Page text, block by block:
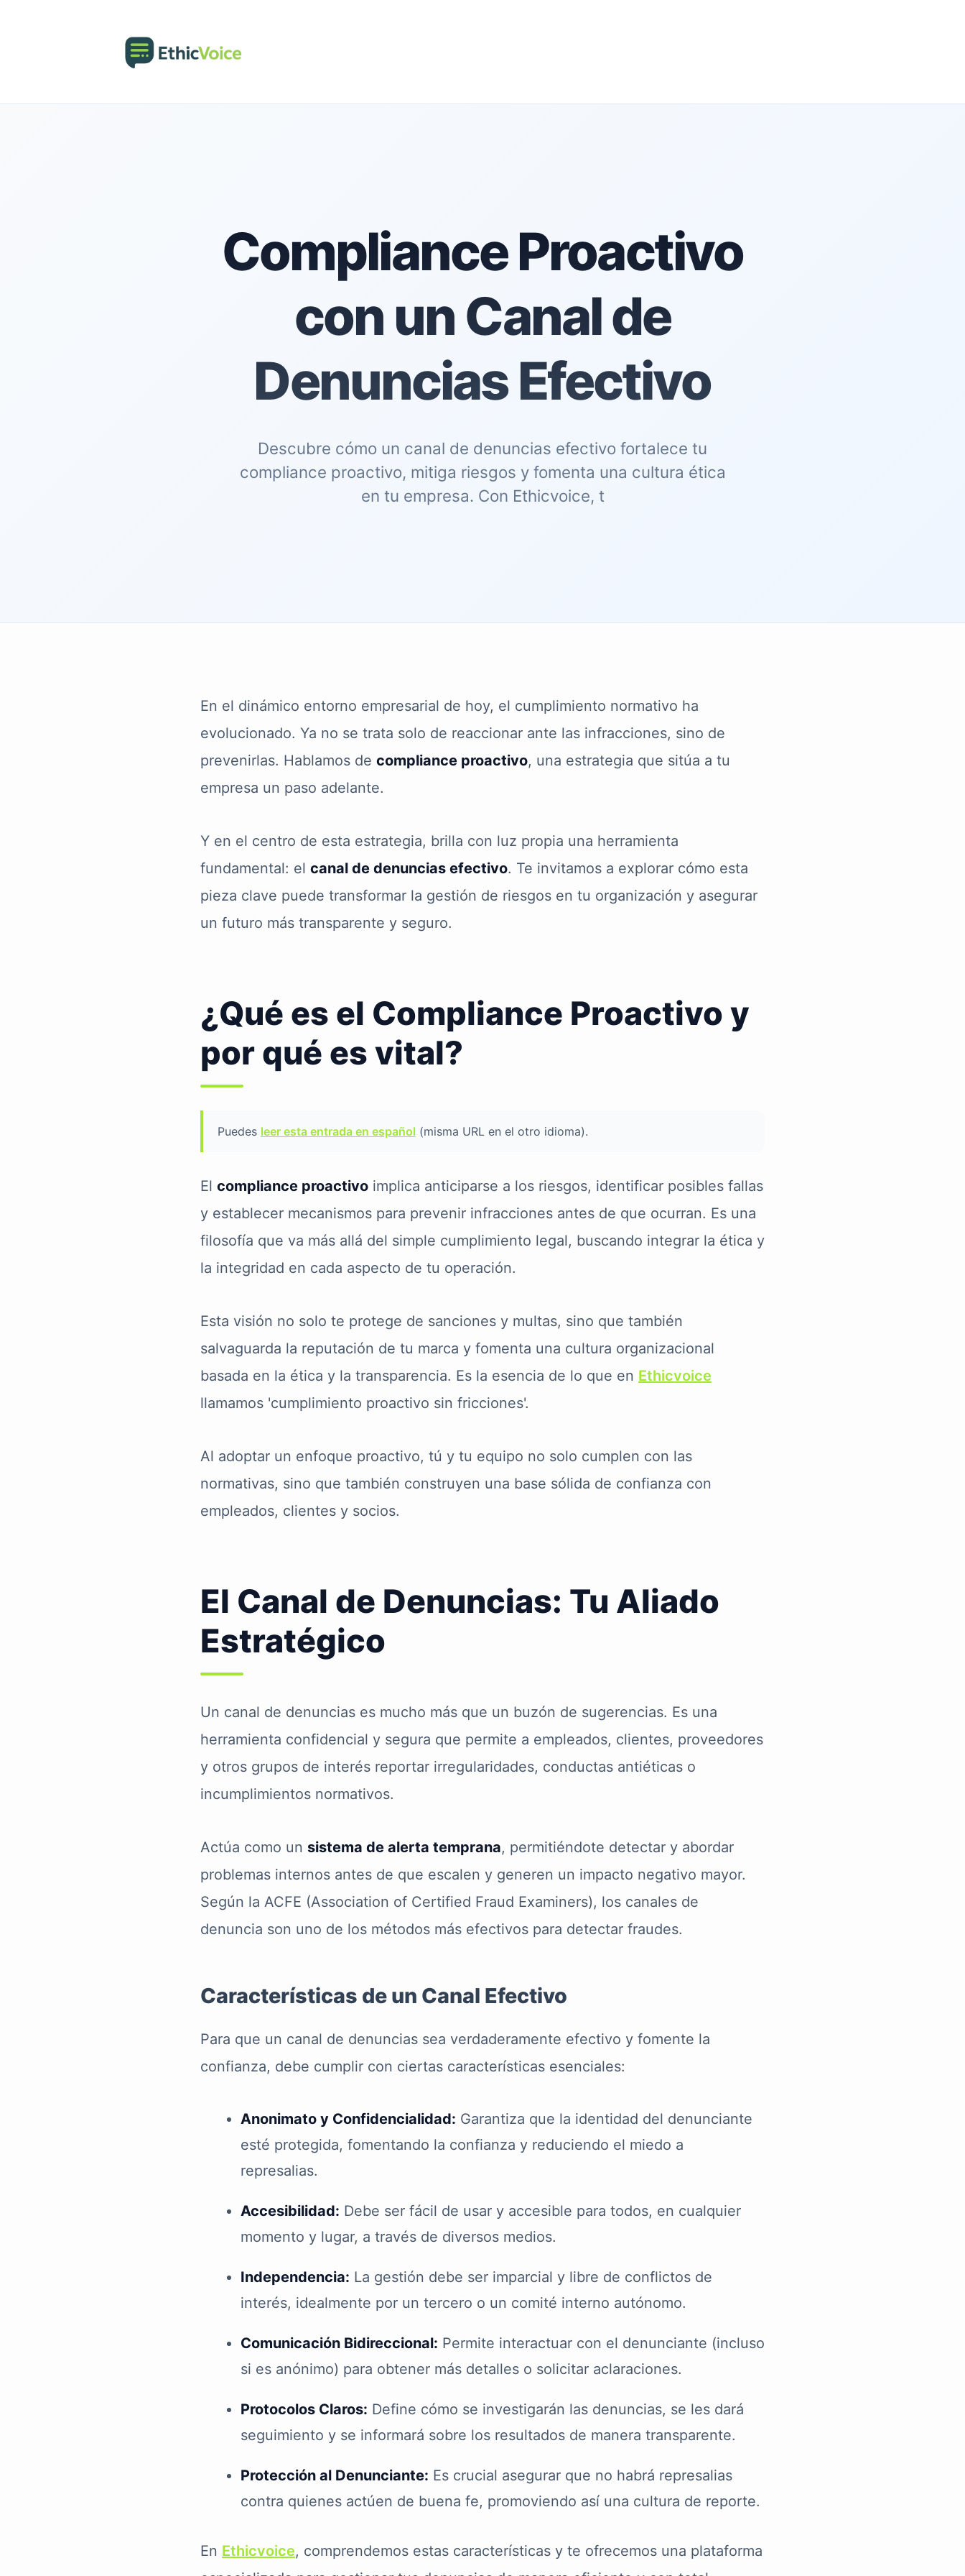
Compliance Proactivo
con un Canal de
Denuncias Efectivo
Descubre cómo un canal de denuncias efectivo fortalece tu
compliance proactivo, mitiga riesgos y fomenta una cultura ética
en tu empresa. Con Ethicvoice, t
En el dinámico entorno empresarial de hoy, el cumplimiento normativo ha
evolucionado. Ya no se trata solo de reaccionar ante las infracciones, sino de
prevenirlas. Hablamos de compliance proactivo, una estrategia que sitúa a tu
empresa un paso adelante.
Y en el centro de esta estrategia, brilla con luz propia una herramienta
fundamental: el canal de denuncias efectivo. Te invitamos a explorar cómo esta
pieza clave puede transformar la gestión de riesgos en tu organización y asegurar
un futuro más transparente y seguro.
¿Qué es el Compliance Proactivo y
por qué es vital?
Puedes leer esta entrada en español (misma URL en el otro idioma).
El compliance proactivo implica anticiparse a los riesgos, identificar posibles fallas
y establecer mecanismos para prevenir infracciones antes de que ocurran. Es una
filosofía que va más allá del simple cumplimiento legal, buscando integrar la ética y
la integridad en cada aspecto de tu operación.
Esta visión no solo te protege de sanciones y multas, sino que también
salvaguarda la reputación de tu marca y fomenta una cultura organizacional
basada en la ética y la transparencia. Es la esencia de lo que en Ethicvoice
llamamos 'cumplimiento proactivo sin fricciones'.
Al adoptar un enfoque proactivo, tú y tu equipo no solo cumplen con las
normativas, sino que también construyen una base sólida de confianza con
empleados, clientes y socios.
El Canal de Denuncias: Tu Aliado
Estratégico
Un canal de denuncias es mucho más que un buzón de sugerencias. Es una
herramienta confidencial y segura que permite a empleados, clientes, proveedores
y otros grupos de interés reportar irregularidades, conductas antiéticas o
incumplimientos normativos.
Actúa como un sistema de alerta temprana, permitiéndote detectar y abordar
problemas internos antes de que escalen y generen un impacto negativo mayor.
Según la ACFE (Association of Certified Fraud Examiners), los canales de
denuncia son uno de los métodos más efectivos para detectar fraudes.
Características de un Canal Efectivo
Para que un canal de denuncias sea verdaderamente efectivo y fomente la
confianza, debe cumplir con ciertas características esenciales:
Anonimato y Confidencialidad: Garantiza que la identidad del denunciante
esté protegida, fomentando la confianza y reduciendo el miedo a
represalias.
Accesibilidad: Debe ser fácil de usar y accesible para todos, en cualquier
momento y lugar, a través de diversos medios.
Independencia: La gestión debe ser imparcial y libre de conflictos de
interés, idealmente por un tercero o un comité interno autónomo.
Comunicación Bidireccional: Permite interactuar con el denunciante (incluso
si es anónimo) para obtener más detalles o solicitar aclaraciones.
Protocolos Claros: Define cómo se investigarán las denuncias, se les dará
seguimiento y se informará sobre los resultados de manera transparente.
Protección al Denunciante: Es crucial asegurar que no habrá represalias
contra quienes actúen de buena fe, promoviendo así una cultura de reporte.
En Ethicvoice, comprendemos estas características y te ofrecemos una plataforma